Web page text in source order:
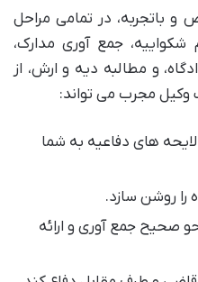
در تمامی مراحل
شکواییه، جمع آوری مدارک،
و مطالبه دیه و ارش، از
وکیل مجرب می تواند:
های دفاعیه به شما
را روشن سازد.
صحیح جمع آوری و ارائه